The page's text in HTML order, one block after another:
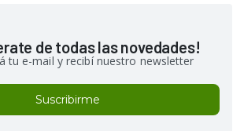
de todas las novedades!
tu e-mail y recibí nuestro newsletter
Suscribirme